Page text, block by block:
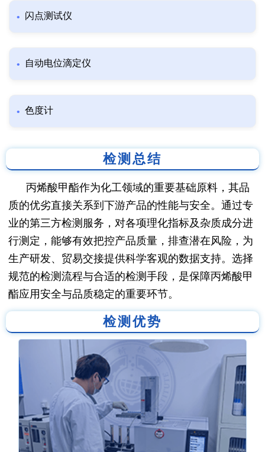
闪点测试仪
自动电位滴定仪
色度计
检测总结
丙烯酸甲酯作为化工领域的重要基础原料，其品
质的优劣直接关系到下游产品的性能与安全。通过专
业的第三方检测服务，对各项理化指标及杂质成分进
行测定，能够有效把控产品质量，排查潜在风险，为
生产研发、贸易交接提供科学客观的数据支持。选择
规范的检测流程与合适的检测手段，是保障丙烯酸甲
酯应用安全与品质稳定的重要环节。
检测优势